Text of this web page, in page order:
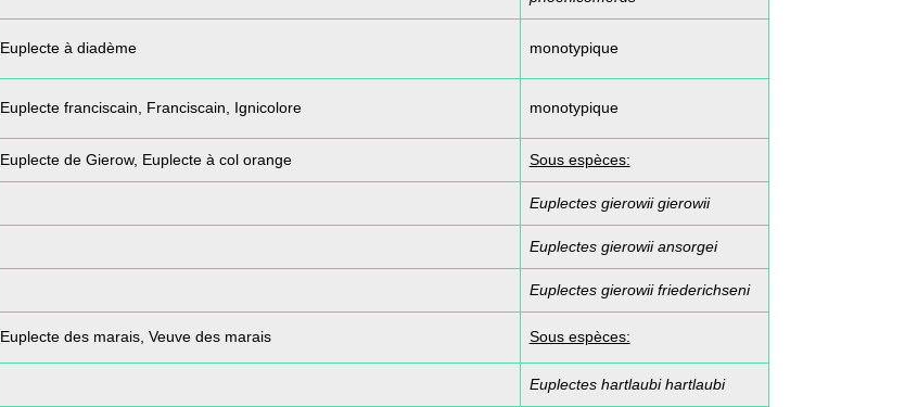
Euplecte à diadème monotypique
Euplecte franciscain, Franciscain, Ignicolore monotypique
Euplecte de Gierow, Euplecte à col orange Sous espèces:
Euplectes gierowii gierowii
Euplectes gierowii ansorgei
Euplectes gierowii friederichseni
Euplecte des marais, Veuve des marais Sous espèces:
Euplectes hartlaubi hartlaubi